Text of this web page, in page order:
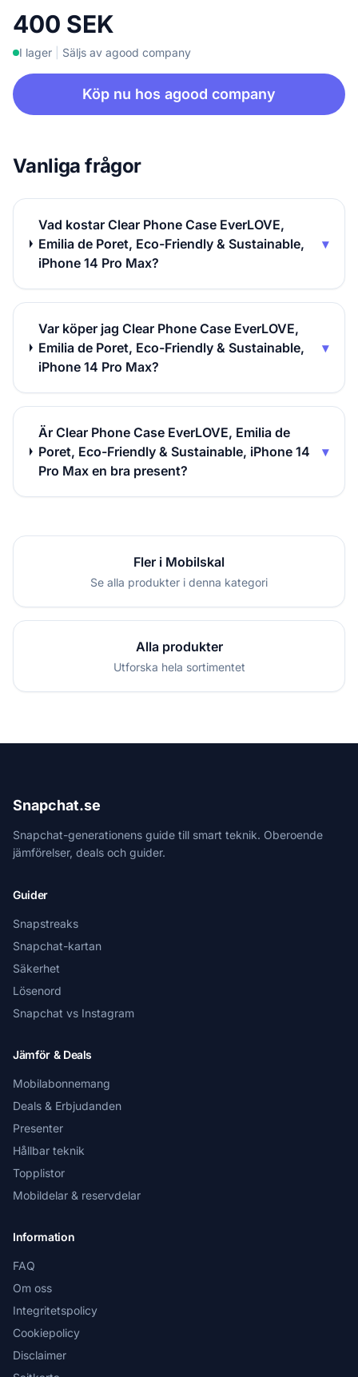
400 SEK
I lager Säljs av agood company
Köp nu hos agood company
Vanliga frågor
Vad kostar Clear Phone Case EverLOVE,
Emilia de Poret, Eco-Friendly & Sustainable,
iPhone 14 Pro Max?
▾
Var köper jag Clear Phone Case EverLOVE,
Emilia de Poret, Eco-Friendly & Sustainable,
iPhone 14 Pro Max?
▾
Är Clear Phone Case EverLOVE, Emilia de
Poret, Eco-Friendly & Sustainable, iPhone 14
Pro Max en bra present?
▾
Fler i Mobilskal
Se alla produkter i denna kategori
Alla produkter
Utforska hela sortimentet
Snapchat.se
Snapchat-generationens guide till smart teknik. Oberoende
jämförelser, deals och guider.
Guider
Snapstreaks
Snapchat-kartan
Säkerhet
Lösenord
Snapchat vs Instagram
Jämför & Deals
Mobilabonnemang
Deals & Erbjudanden
Presenter
Hållbar teknik
Topplistor
Mobildelar & reservdelar
Information
FAQ
Om oss
Integritetspolicy
Cookiepolicy
Disclaimer